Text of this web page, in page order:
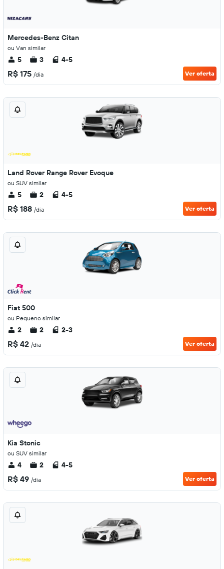
Mercedes-Benz Citan
ou Van similar
5 3 4-5
R$ 175 /dia Ver oferta
Land Rover Range Rover Evoque
ou SUV similar
5 2 4-5
R$ 188 /dia Ver oferta
Fiat 500
ou Pequeno similar
2 2 2-3
R$ 42 /dia Ver oferta
Kia Stonic
ou SUV similar
4 2 4-5
R$ 49 /dia Ver oferta